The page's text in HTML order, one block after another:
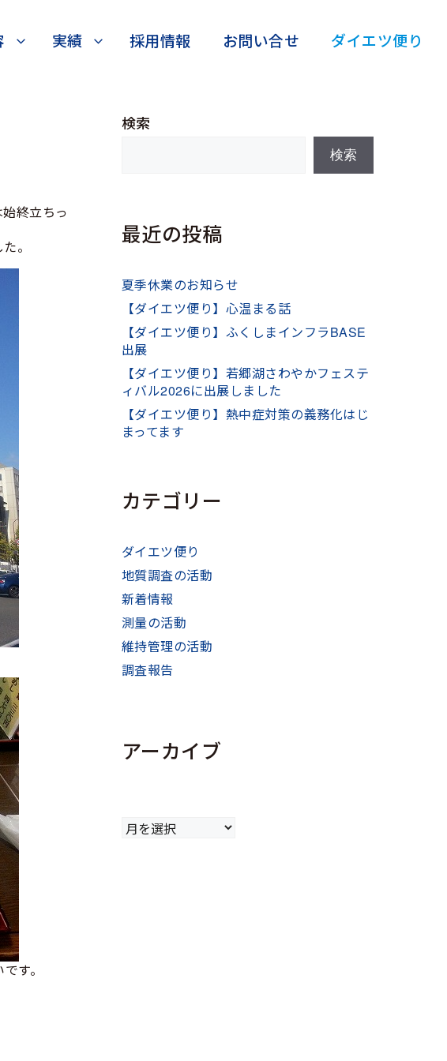
実績 採用情報 お問い合せ ダイエツ便り
終立ちっ
。
す。
検索
検索
最近の投稿
夏季休業のお知らせ
【ダイエツ便り】心温まる話
【ダイエツ便り】ふくしまインフラBASE
出展
【ダイエツ便り】若郷湖さわやかフェステ
ィバル2026に出展しました
【ダイエツ便り】熱中症対策の義務化はじ
まってます
カテゴリー
ダイエツ便り
地質調査の活動
新着情報
測量の活動
維持管理の活動
調査報告
アーカイブ
ア